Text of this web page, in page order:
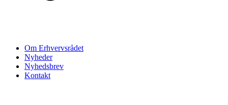
Om Erhvervsrådet
Nyheder
Nyhedsbrev
Kontakt